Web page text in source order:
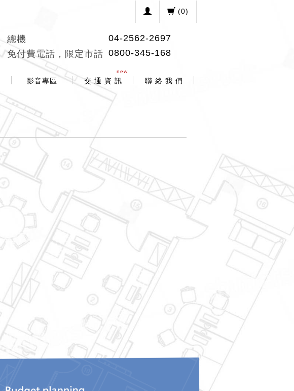
(0)
總機
04-2562-2697
免付費電話，限定市話 0800-345-168
影音專區
new
交 通 資 訊 聯 絡 我 們